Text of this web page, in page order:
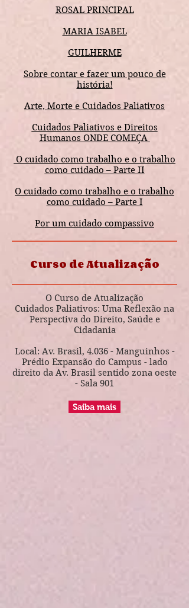
ROSAL PRINCIPAL
MARIA ISABEL
GUILHERME
Sobre contar e fazer um pouco de
história!
Arte, Morte e Cuidados Paliativos
Cuidados Paliativos e Direitos
Humanos ONDE COMEÇA
O cuidado como trabalho e o trabalho
como cuidado – Parte II
O cuidado como trabalho e o trabalho
como cuidado – Parte I
Por um cuidado compassivo
Curso de Atualização
O Curso de Atualização
Cuidados Paliativos: Uma Reflexão na
Perspectiva do Direito, Saúde e
Cidadania
Local: Av. Brasil, 4.036 - Manguinhos -
Prédio Expansão do Campus - lado
direito da Av. Brasil sentido zona oeste
- Sala 901
Saiba mais